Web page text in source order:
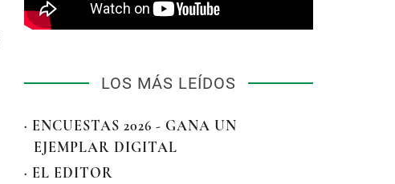
LOS MÁS LEÍDOS
· ENCUESTAS 2026 - GANA UN
EJEMPLAR DIGITAL
· EL EDITOR